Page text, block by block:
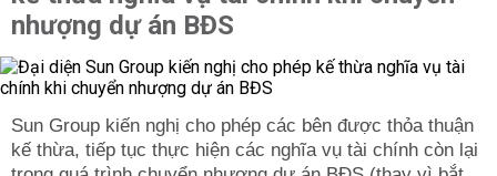
nhượng dự án BĐS
Sun Group kiến nghị cho phép các bên được thỏa thuận
kế thừa, tiếp tục thực hiện các nghĩa vụ tài chính còn lại